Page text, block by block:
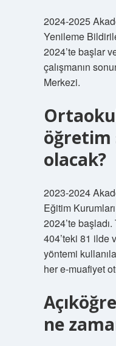
2024-2025
Yenileme
2024’te başlar
çalışmanın
Merkezi.
öğretim
olacak?
2023-2024
Eğitim
2024’te
404’teki 81 ilde
yöntemi
her e-muafiyet
ne